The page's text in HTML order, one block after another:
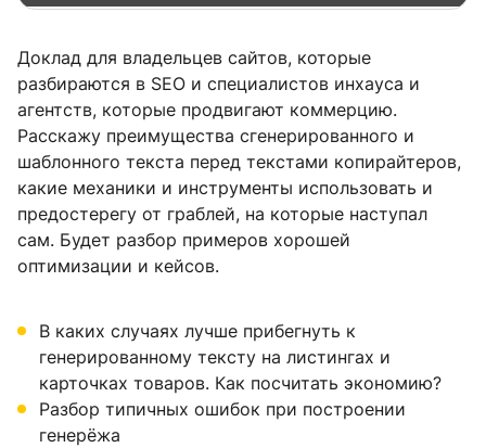
Доклад для владельцев сайтов, которые
разбираются в SEO и специалистов инхауса и
агентств, которые продвигают коммерцию.
Расскажу преимущества сгенерированного и
шаблонного текста перед текстами копирайтеров,
какие механики и инструменты использовать и
предостерегу от граблей, на которые наступал
сам. Будет разбор примеров хорошей
оптимизации и кейсов.
В каких случаях лучше прибегнуть к
генерированному тексту на листингах и
карточках товаров. Как посчитать экономию?
Разбор типичных ошибок при построении
генерёжа